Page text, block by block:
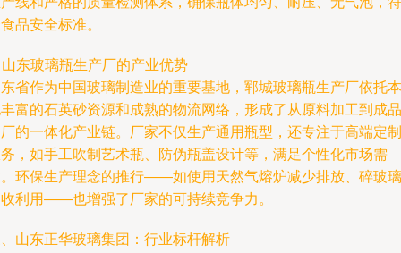
品安全标准。
东玻璃瓶生产厂的产业优势
省作为中国玻璃制造业的重要基地，郓城玻璃瓶生产厂依托本
富的石英砂资源和成熟的物流网络，形成了从原料加工到成品
的一体化产业链。厂家不仅生产通用瓶型，还专注于高端定制
，如手工吹制艺术瓶、防伪瓶盖设计等，满足个性化市场需
环保生产理念的推行——如使用天然气熔炉减少排放、碎玻璃
利用——也增强了厂家的可持续竞争力。
山东正华玻璃集团：行业标杆解析